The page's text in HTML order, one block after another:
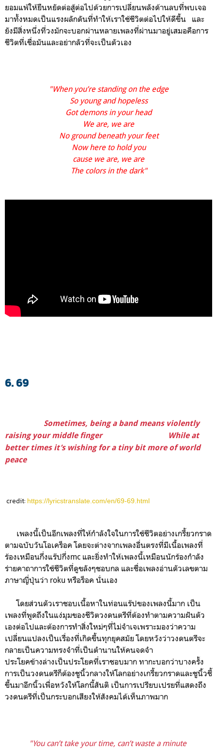
ยอมแพ้ให้ยืนหยัดต่อสู้ต่อไปด้วยการเปลี่ยนพลังด้านลบที่พบเจอ
มาทั้งหมดเป็นแรงผลักดันที่ทำให้เราใช้ชีวิตต่อไปให้ดีขึ้น
และ
ยังมีสิ่งหนึ่งที่วงมักจะบอกผ่านหลายเพลงที่ผ่านมาอยู่เสมอคือการ
ชีวิตที่เชื่อมันและอย่ากลัวที่จะเป็นตัวเอง
"When you’re standing on the edge
So young and hopeless
Got demons in your head
We are, we are
No ground beneath your feet
Now here to hold you
cause we are, we are
The colors in the dark"
6. 69
Sometimes, being a band means violently
raising your middle fingerWhile at
better times it’s wishing for a tiny bit more of world
peace
credit: https://lyricstranslate.com/en/69-69.html
เพลงนี้เป็นอีกเพลงที่ให้กำลังใจในการใช้ชีวิตอย่างเกรี้ยวกราด
ตามฉบับวันโอเคร็อค โดยจะต่างจากเพลงอื่นตรงที่มีเนื้อเพลงที่
ร้องเหมือนกึ่งแร๊ปกึ่งmc และยิ่งทำให้เพลงนี้เหมือนนักร้องกำลัง
ร่ายคาถาการใช้ชีวิตที่ดูขลังๆชอบกล และชื่อเพลงอ่านตัวเลขตาม
ภาษาญี่ปุ่นว่า roku หรือร็อค นั่นเอง
โดยส่วนตัวเราชอบเนื้อหาในท่อนแร๊ปของเพลงนี้มาก เป็น
เพลงที่พูดถึงในแง่มุมของชีวิตวงดนตรีที่ต้องทำตามความฝันตัว
เองต่อไปและต้องการทำสิ่งใหม่ๆที่ไม่จำเจเพราะมองว่าความ
เปลี่ยนแปลงเป็นเรื่องที่เกิดขึ้นทุกยุคสมัย โดยหวังว่าวงดนตรีจะ
กลายเป็นความทรงจำที่เป็นตำนานให้คนจดจำ
ประโยคข้างล่างเป็นประโยคที่เราชอบมาก ทากะบอกว่าบางครั้ง
การเป็นวงดนตรีก็ต้องชูนิ้วกลางให้โลกอย่างเกรี้ยวกราดและชูนิ้วชี้
ขึ้นมาอีกนิ้วเพื่อหวังให้โลกนี้สันติ เป็นการเปรียบเปรยที่แสดงถึง
วงดนตรีที่เป็นกระบอกเสียงให้สังคมได้เห็นภาพมาก
"You can’t take your time, can’t waste a minute